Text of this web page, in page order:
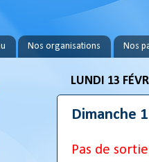
Nos organisations Nos
LUNDI 13
Dimanche
Pas de